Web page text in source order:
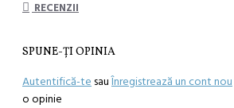
RECENZII
SPUNE-ŢI OPINIA
Autentifică-te sauÎnregistrează un cont nou
o opinie